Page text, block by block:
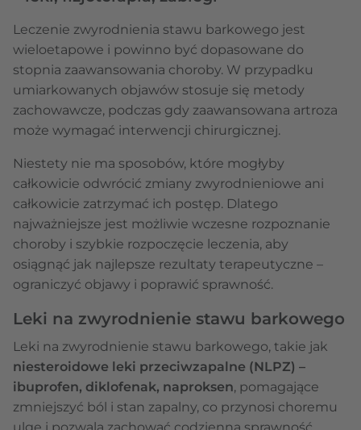
Leczenie zwyrodnienia stawu barkowego jest
wieloetapowe i powinno być dopasowane do
stopnia zaawansowania choroby. W przypadku
umiarkowanych objawów stosuje się metody
zachowawcze, podczas gdy zaawansowana artroza
może wymagać interwencji chirurgicznej.
Niestety nie ma sposobów, które mogłyby
całkowicie odwrócić zmiany zwyrodnieniowe ani
całkowicie zatrzymać ich postęp. Dlatego
najważniejsze jest możliwie wczesne rozpoznanie
choroby i szybkie rozpoczęcie leczenia, aby
osiągnąć jak najlepsze rezultaty terapeutyczne –
ograniczyć objawy i poprawić sprawność.
Leki na zwyrodnienie stawu barkowego
Leki na zwyrodnienie stawu barkowego, takie jak
niesteroidowe leki przeciwzapalne (NLPZ) –
ibuprofen, diklofenak, naproksen, pomagające
zmniejszyć ból i stan zapalny, co przynosi choremu